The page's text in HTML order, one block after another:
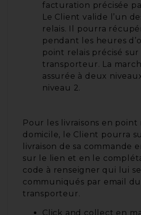
facturation précisée
Le Client valide l’un
relais. Il pourra
pendant les heures
point relais précisé
transporteur. La
assurée à deux
niveau 2.
Pour les livraisons en point
domicile, le Client pourra
livraison de sa commande
sur le lien et en le
code à renseigner qui lui
communiqués par email du
transporteur.
Click and collect en